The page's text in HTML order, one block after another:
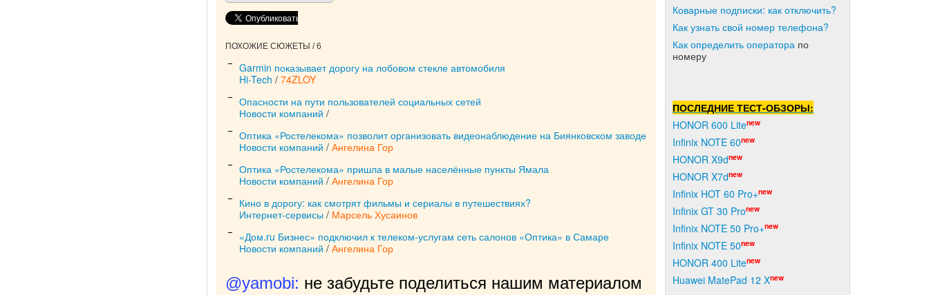
ПОХОЖИЕ СЮЖЕТЫ / 6
Garmin показывает дорогу на лобовом стекле автомобиля
Hi-Tech / 74ZLOY
Опасности на пути пользователей социальных сетей
Новости компаний /
Оптика «Ростелекома» позволит организовать видеонаблюдение на Биянковском заводе
Новости компаний / Ангелина Гор
Оптика «Ростелекома» пришла в малые населённые пункты Ямала
Новости компаний / Ангелина Гор
Кино в дорогу: как смотрят фильмы и сериалы в путешествиях?
Интернет-сервисы / Марсель Хусаинов
«Дом.ru Бизнес» подключил к телеком-услугам сеть салонов «Оптика» в Самаре
Новости компаний / Ангелина Гор
@yamobi: не забудьте поделиться нашим материалом
Коварные подписки: как отключить?
Как узнать свой номер телефона?
Как определить оператора по
номеру
ПОСЛЕДНИЕ ТЕСТ-ОБЗОРЫ:
HONOR 600 Litenew
Infinix NOTE 60new
HONOR X9dnew
HONOR X7dnew
Infinix HOT 60 Pro+new
Infinix GT 30 Pronew
Infinix NOTE 50 Pro+new
Infinix NOTE 50new
HONOR 400 Litenew
Huawei MatePad 12 Xnew